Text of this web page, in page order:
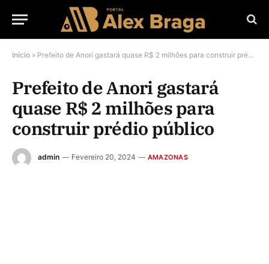
Início » Prefeito de Anori gastará quase R$ 2 milhões para construir prédio público
Prefeito de Anori gastará
quase R$ 2 milhões para
construir prédio público
admin Fevereiro 20, 2024 AMAZONAS